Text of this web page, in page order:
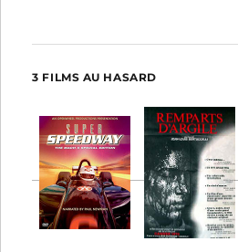
3 FILMS AU HASARD